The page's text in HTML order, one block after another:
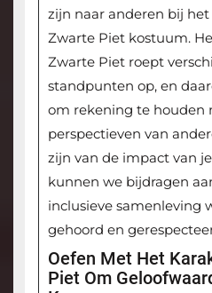
zijn naar anderen bij
Zwarte Piet kostuum.
Zwarte Piet roept
standpunten op, en
om rekening te houden
perspectieven van
zijn van de impact van
kunnen we bijdragen
inclusieve samenleving
gehoord en
Oefen Met Het
Piet Om